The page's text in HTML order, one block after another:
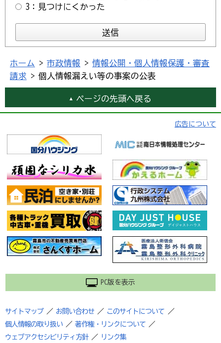
3：見つけにくかった
ホーム > 市政情報 > 情報公開・個人情報保護・審査
請求 > 個人情報漏えい等の事案の公表
ページの先頭へ戻る
広告について
PC版を表示
サイトマップ ／ お問い合わせ ／ このサイトについて
／
個人情報の取り扱い
／ 著作権・リンクについて
／
ウェブアクセシビリティ方針
／ リンク集